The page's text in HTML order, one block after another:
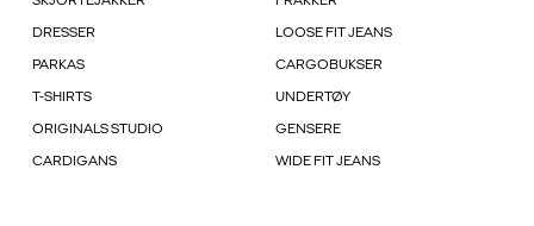
DRESSER LOOSE FIT JEANS
PARKAS CARGOBUKSER
T-SHIRTS UNDERTØY
ORIGINALS STUDIO GENSERE
CARDIGANS WIDE FIT JEANS